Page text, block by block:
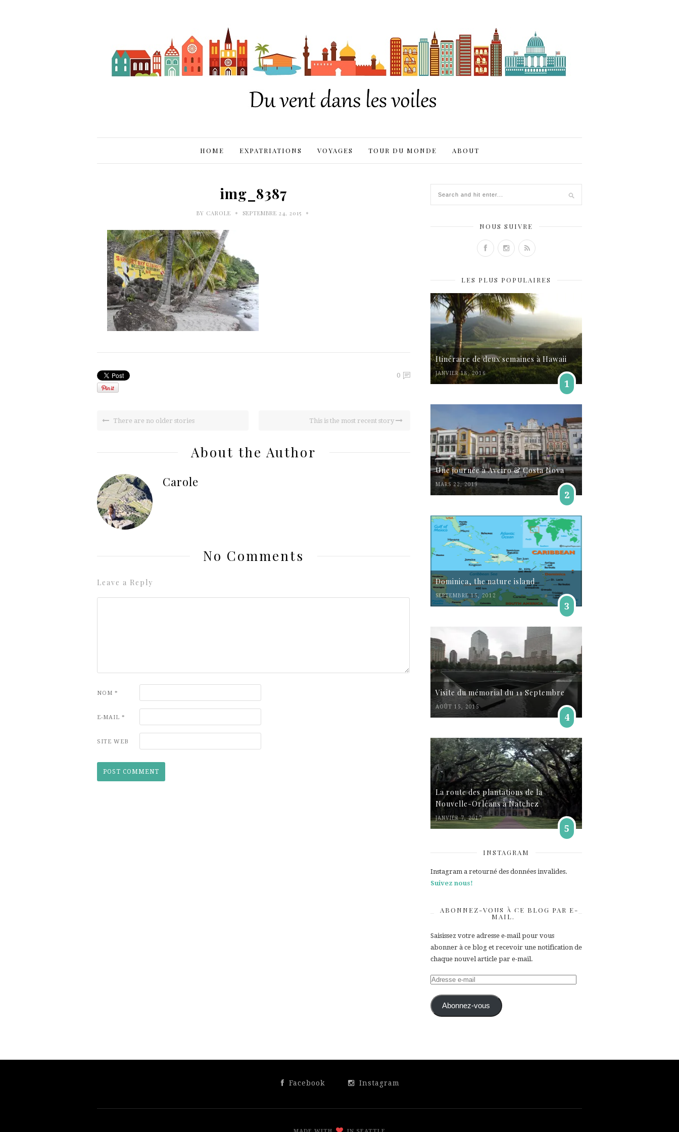
HOME EXPATRIATIONS VOYAGES TOUR DU MONDE ABOUT
img_8387
BY CAROLE • SEPTEMBRE 24, 2015 •
0
There are no older stories This is the most recent story
About the Author
Carole
No Comments
Leave a Reply
NOM *
E-MAIL *
SITE WEB
NOUS SUIVRE
LES PLUS POPULAIRES
Itinéraire de deux semaines à Hawaii
JANVIER 18, 2016
1
Une journée à Aveiro & Costa Nova
MARS 22, 2019
2
Dominica, the nature island
SEPTEMBRE 15, 2012
3
Visite du mémorial du 11 Septembre
AOÛT 15, 2015
4
La route des plantations de la
Nouvelle-Orléans à Natchez
JANVIER 7, 2017
5
INSTAGRAM
Instagram a retourné des données invalides.
Suivez nous!
ABONNEZ-VOUS À CE BLOG PAR E-
MAIL.
Saisissez votre adresse e-mail pour vous
abonner à ce blog et recevoir une notification de
chaque nouvel article par e-mail.
Adresse
mail Abonnez-vous
Facebook Instagram